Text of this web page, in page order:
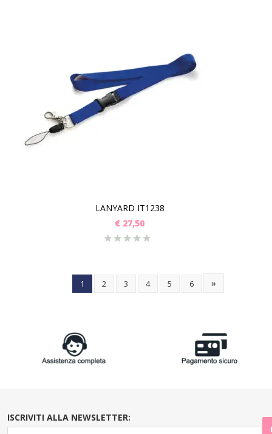
LANYARD IT1238
€ 27,50
1 2 3 4 5 6 »
ISCRIVITI ALLA NEWSLETTER: